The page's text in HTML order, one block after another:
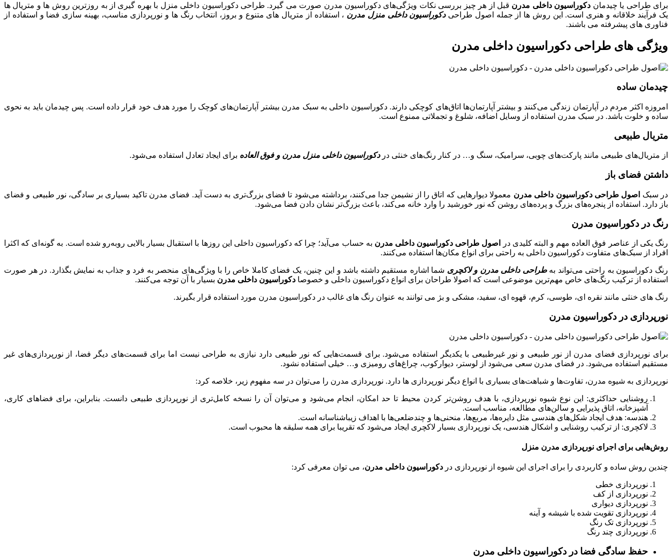
برای طراحی یا چیدمان دکوراسیون داخلی مدرن قبل از هر چیز بررسی نکات ویژگی‌های دکوراسیون مدرن صورت می گیرد. طراحی دکوراسیون داخلی منزل با بهره گیری از به روزترین روش ها و متریال ها
یک فرآیند خلاقانه و هنری است. این روش ها از جمله اصول طراحیدکوراسیون داخلی منزل مدرن ، استفاده از متریال های متنوع و بروز، انتخاب رنگ ها و نورپردازی مناسب، بهینه سازی فضا و استفاده از
فناوری های پیشرفته می باشند.
ویژگی های طراحی دکوراسیون داخلی مدرن
چیدمان ساده
امروزه اکثر مردم در آپارتمان زندگی می‌کنند و بیشتر آپارتمان‌ها اتاق‌های کوچکی دارند. دکوراسیون داخلی به سبک مدرن بیشتر آپارتمان‌های کوچک را مورد هدف خود قرار داده است. پس چیدمان باید به نحوی
ساده و خلوت باشد. در سبک مدرن استفاده از وسایل اضافه، شلوغ و تجملاتی ممنوع است.
متریال طبیعی
از متریال‌های طبیعی مانند پارکت‌های چوبی، سرامیک، سنگ و… در کنار رنگ‌های خنثی دردکوراسیون داخلی منزل مدرن و فوق العاده برای ایجاد تعادل استفاده می‌شود.
داشتن فضای باز
در سبک اصول طراحی دکوراسیون داخلی مدرن معمولا دیوارهایی که اتاق را از نشیمن جدا می‌کنند، برداشته می‌شود تا فضای بزرگ‌تری به دست آید. فضای مدرن تاکید بسیاری بر سادگی، نور طبیعی و فضای
باز دارد. استفاده از پنجره‌های بزرگ و پرده‌های روشن که نور خورشید را وارد خانه می‌کند، باعث بزرگ‌تر نشان دادن فضا می‌شود.
رنگ در دکوراسیون مدرن
رنگ یکی از عناصر فوق العاده مهم و البته کلیدی در اصول طراحی دکوراسیون داخلی مدرن به حساب می‌آید؛ چرا که دکوراسیون داخلی این روزها با استقبال بسیار بالایی روبه‌رو شده است. به گونه‌ای که اکثرا
افراد از سبک‌های متفاوت دکوراسیون داخلی به راحتی برای انواع مکان‌ها استفاده می‌کنند.
رنگ دکوراسیون به راحتی می‌تواند بهطراحی داخلی مدرن و لاکچری شما اشاره مستقیم داشته باشد و این چنین، یک فضای کاملا خاص را با ویژگی‌های منحصر به فرد و جذاب به نمایش بگذارد. در هر صورت
استفاده از ترکیب رنگ‌های خاص مهم‌ترین موضوعی است که اصولا طراحان برای انواع دکوراسیون داخلی و خصوصا دکوراسیون داخلی مدرن بسیار با آن توجه می‌کنند.
رنگ های خنثی مانند نقره ای، طوسی، کرم، قهوه ای، سفید، مشکی و بژ می توانند به عنوان رنگ های غالب در دکوراسیون مدرن مورد استفاده قرار بگیرند.
نورپردازی در دکوراسیون مدرن
برای نورپردازی فضای مدرن از نور طبیعی و نور غیرطبیعی با یکدیگر استفاده می‌شود. برای قسمت‌هایی که نور طبیعی دارد نیازی به طراحی نیست اما برای قسمت‌های دیگر فضا، از نورپردازی‌های غیر
مستقیم استفاده می‌شود. در فضای مدرن سعی می‌شود از لوستر، دیوارکوب، چراغ‌های رومیزی و… خیلی استفاده نشود.
نورپردازی به شیوه مدرن، تفاوت‌ها و شباهت‌های بسیاری با انواع دیگر نورپردازی ها دارد. نورپردازی مدرن را می‌توان در سه مفهوم زیر، خلاصه کرد:
روشنایی حداکثری: این نوع شیوه نورپردازی، با هدف روشن‌تر کردن محیط تا حد امکان، انجام می‌شود و می‌توان آن را نسخه کامل‌تری از نورپردازی طبیعی دانست. بنابراین، برای فضاهای کاری،
آشپزخانه، اتاق پذیرایی و سالن‌های مطالعه، مناسب است.
هندسه: هدف ایجاد شکل‌های هندسی مثل دایره‌ها، مربع‌ها، منحنی‌ها و چندضلعی‌ها با اهداف زیبا‌شناسانه است.
لاکچری: از ترکیب روشنایی و اشکال هندسی، یک نورپردازی بسیار لاکچری ایجاد می‌شود که تقریبا برای همه سلیقه ها محبوب است.
روش‌هایی برای اجرای نورپردازی مدرن منزل
چندین روش ساده و کاربردی را برای اجرای این شیوه از نورپردازی در دکوراسیون داخلی مدرن، می توان معرفی کرد:
نورپردازی خطی
نورپردازی از کف
نورپردازی دیواری
نورپردازی تقویت شده با شیشه و آینه
نورپردازی تک رنگ
نورپردازی چند رنگ
حفظ سادگی فضا در دکوراسیون داخلی مدرن